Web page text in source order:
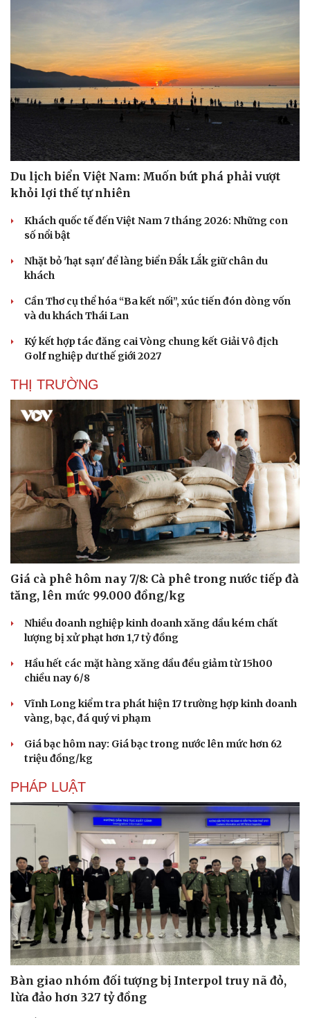
Doanh nghiệp
Thông tin doanh nghiệp
Doanh nghiệp 24h
Vì cộng đồng
Công nghệ
Sành điệu
Tin Công nghệ
Trải nghiệm
Chuyển đổi số
Du lịch biển Việt Nam: Muốn bứt phá phải vượt
khỏi lợi thế tự nhiên
Khách quốc tế đến Việt Nam 7 tháng 2026: Những con
số nổi bật
Nhặt bỏ 'hạt sạn' để làng biển Đắk Lắk giữ chân du
khách
Cần Thơ cụ thể hóa “Ba kết nối”, xúc tiến đón dòng vốn
và du khách Thái Lan
Ký kết hợp tác đăng cai Vòng chung kết Giải Vô địch
Golf nghiệp dư thế giới 2027
THỊ TRƯỜNG
Giá cà phê hôm nay 7/8: Cà phê trong nước tiếp đà
tăng, lên mức 99.000 đồng/kg
Nhiều doanh nghiệp kinh doanh xăng dầu kém chất
lượng bị xử phạt hơn 1,7 tỷ đồng
Hầu hết các mặt hàng xăng dầu đều giảm từ 15h00
chiều nay 6/8
Vĩnh Long kiểm tra phát hiện 17 trường hợp kinh doanh
vàng, bạc, đá quý vi phạm
Giá bạc hôm nay: Giá bạc trong nước lên mức hơn 62
triệu đồng/kg
PHÁP LUẬT
Bàn giao nhóm đối tượng bị Interpol truy nã đỏ,
lừa đảo hơn 327 tỷ đồng